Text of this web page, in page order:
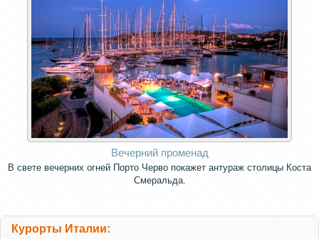
Вечерний променад
В свете вечерних огней Порто Черво покажет антураж столицы Коста
Смеральда.
Курорты Италии: